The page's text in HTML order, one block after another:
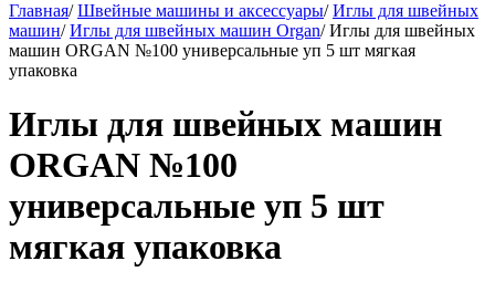
Главная/ Швейные машины и аксессуары/ Иглы для швейных
машин/ Иглы для швейных машин Organ/ Иглы для швейных
машин ORGAN №100 универсальные уп 5 шт мягкая
упаковка
Иглы для швейных машин
ORGAN №100
универсальные уп 5 шт
мягкая упаковка